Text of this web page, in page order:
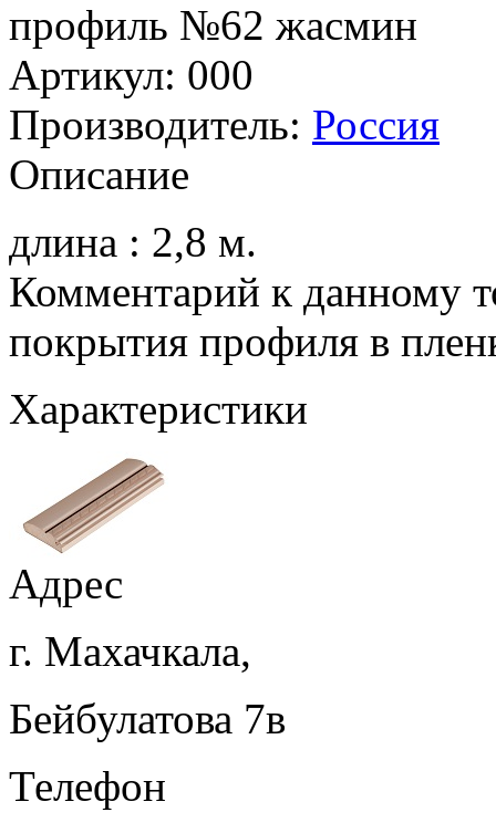
профиль №62 жасмин
Артикул: 000
Производитель: Россия
Описание
длина : 2,8 м.
Комментарий к данному
покрытия профиля в
Характеристики
Адрес
г. Махачкала,
Бейбулатова 7в
Телефон